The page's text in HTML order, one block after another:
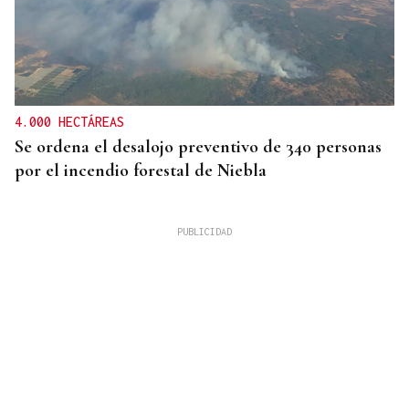
4.000 HECTÁREAS
Se ordena el desalojo preventivo de 340 personas
por el incendio forestal de Niebla